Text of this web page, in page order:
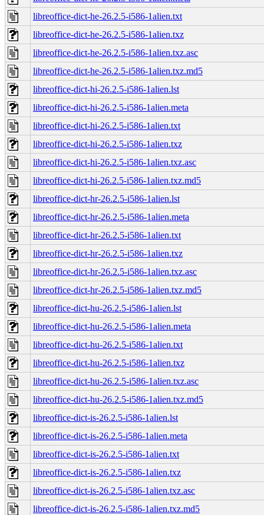
libreoffice-dict-he-26.2.5-i586-1alien.txt
libreoffice-dict-he-26.2.5-i586-1alien.txz
libreoffice-dict-he-26.2.5-i586-1alien.txz.asc
libreoffice-dict-he-26.2.5-i586-1alien.txz.md5
libreoffice-dict-hi-26.2.5-i586-1alien.lst
libreoffice-dict-hi-26.2.5-i586-1alien.meta
libreoffice-dict-hi-26.2.5-i586-1alien.txt
libreoffice-dict-hi-26.2.5-i586-1alien.txz
libreoffice-dict-hi-26.2.5-i586-1alien.txz.asc
libreoffice-dict-hi-26.2.5-i586-1alien.txz.md5
libreoffice-dict-hr-26.2.5-i586-1alien.lst
libreoffice-dict-hr-26.2.5-i586-1alien.meta
libreoffice-dict-hr-26.2.5-i586-1alien.txt
libreoffice-dict-hr-26.2.5-i586-1alien.txz
libreoffice-dict-hr-26.2.5-i586-1alien.txz.asc
libreoffice-dict-hr-26.2.5-i586-1alien.txz.md5
libreoffice-dict-hu-26.2.5-i586-1alien.lst
libreoffice-dict-hu-26.2.5-i586-1alien.meta
libreoffice-dict-hu-26.2.5-i586-1alien.txt
libreoffice-dict-hu-26.2.5-i586-1alien.txz
libreoffice-dict-hu-26.2.5-i586-1alien.txz.asc
libreoffice-dict-hu-26.2.5-i586-1alien.txz.md5
libreoffice-dict-is-26.2.5-i586-1alien.lst
libreoffice-dict-is-26.2.5-i586-1alien.meta
libreoffice-dict-is-26.2.5-i586-1alien.txt
libreoffice-dict-is-26.2.5-i586-1alien.txz
libreoffice-dict-is-26.2.5-i586-1alien.txz.asc
libreoffice-dict-is-26.2.5-i586-1alien.txz.md5